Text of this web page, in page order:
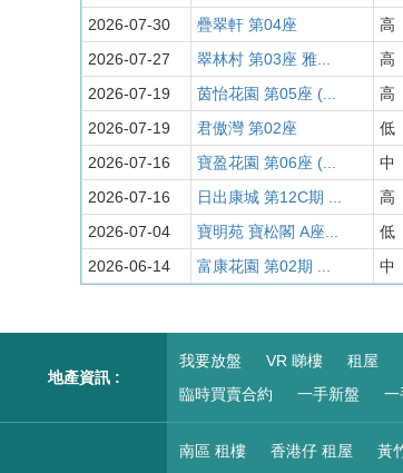
2026-07-30
疊翠軒 第04座 高
2026-07-27
翠林村 第03座 雅... 高
2026-07-19
茵怡花園 第05座 (... 高
2026-07-19
君傲灣 第02座 低
2026-07-16
寶盈花園 第06座 (... 中
2026-07-16
日出康城 第12C期 ... 高
2026-07-04
寶明苑 寶松閣 A座... 低
2026-06-14
富康花園 第02期 ... 中
地產資訊 :
我要放盤 VR 睇樓 租屋
臨時買賣合約
一手新盤 一
南區 租樓 香港仔 租屋 黃